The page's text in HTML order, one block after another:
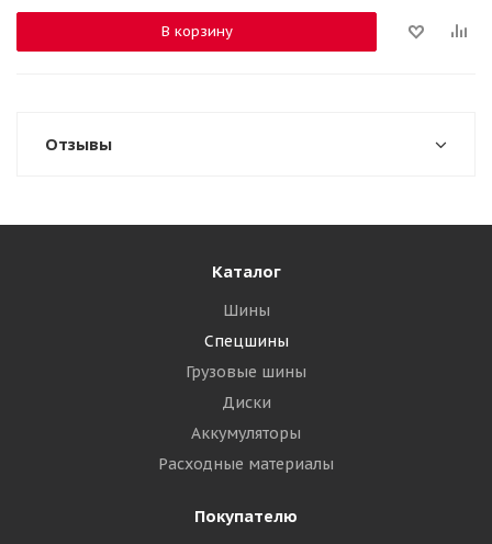
В корзину
Отзывы
Каталог
Шины
Спецшины
Грузовые шины
Диски
Аккумуляторы
Расходные материалы
Покупателю